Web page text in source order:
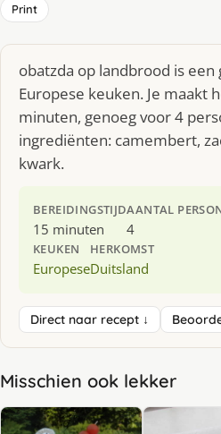
Print
obatzda op landbrood is
Europese keuken. Je maakt
minuten, genoeg voor 4
ingrediënten: camembert,
kwark.
BEREIDINGSTIJD
15 minuten
AANTAL
4
KEUKEN
Europese
HERKOMST
Duitsland
Direct naar recept ↓
Misschien ook lekker